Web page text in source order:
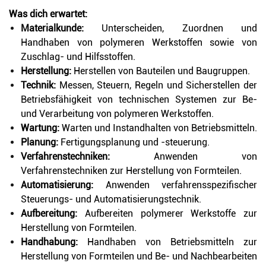
Was dich erwartet:
Materialkunde: Unterscheiden, Zuordnen und
Handhaben von polymeren Werkstoffen sowie von
Zuschlag- und Hilfsstoffen.
Herstellung: Herstellen von Bauteilen und Baugruppen.
Technik: Messen, Steuern, Regeln und Sicherstellen der
Betriebsfähigkeit von technischen Systemen zur Be-
und Verarbeitung von polymeren Werkstoffen.
Wartung: Warten und Instandhalten von Betriebsmitteln.
Planung: Fertigungsplanung und -steuerung.
Verfahrenstechniken: Anwenden von
Verfahrenstechniken zur Herstellung von Formteilen.
Automatisierung: Anwenden verfahrensspezifischer
Steuerungs- und Automatisierungstechnik.
Aufbereitung: Aufbereiten polymerer Werkstoffe zur
Herstellung von Formteilen.
Handhabung: Handhaben von Betriebsmitteln zur
Herstellung von Formteilen und Be- und Nachbearbeiten